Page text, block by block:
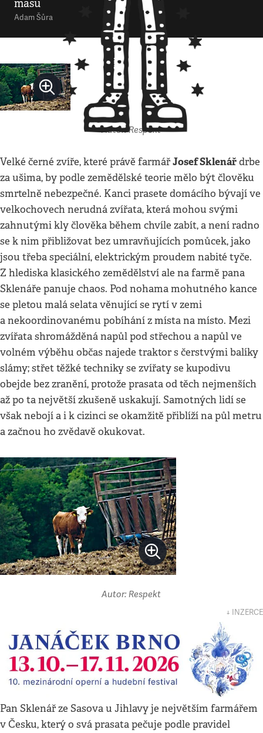
masu
Adam Šůra
Autor: Respekt
Velké černé zvíře, které právě farmářJosef Sklenářdrbe
za ušima, by podle zemědělské teorie mělo být člověku
smrtelně nebezpečné. Kanci prasete domácího bývají ve
velkochovech nerudná zvířata, která mohou svými
zahnutými kly člověka během chvíle zabít, a není radno
se k nim přibližovat bez umravňujících pomůcek, jako
jsou třeba speciální, elektrickým proudem nabité tyče.
Z hlediska klasického zemědělství ale na farmě pana
Sklenáře panuje chaos. Pod nohama mohutného kance
se pletou malá selata věnující se rytí v zemi
a nekoordinovanému pobíhání z místa na místo. Mezi
zvířata shromážděná napůl pod střechou a napůl ve
volném výběhu občas najede traktor s čerstvými balíky
slámy; střet těžké techniky se zvířaty se kupodivu
obejde bez zranění, protože prasata od těch nejmenších
až po ta největší zkušeně uskakují. Samotných lidí se
však nebojí a i k cizinci se okamžitě přiblíží na půl metru
a začnou ho zvědavě okukovat.
Autor: Respekt
↓ INZERCE
Pan Sklenář ze Sasova u Jihlavy je největším farmářem
v Česku, který o svá prasata pečuje podle pravidel